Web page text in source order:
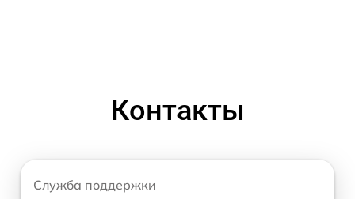
Контакты
Служба поддержки